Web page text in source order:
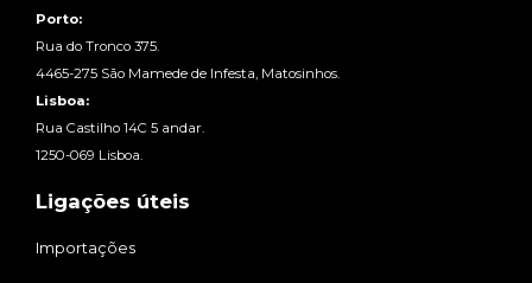
Porto:
Rua do Tronco 375.
4465-275 São Mamede de Infesta, Matosinhos.
Lisboa:
Rua Castilho 14C 5 andar.
1250-069 Lisboa.
Ligações úteis
Importações